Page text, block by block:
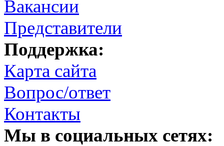
Вакансии
Представители
Поддержка:
Карта сайта
Вопрос/ответ
Контакты
Мы в социальных сетях: